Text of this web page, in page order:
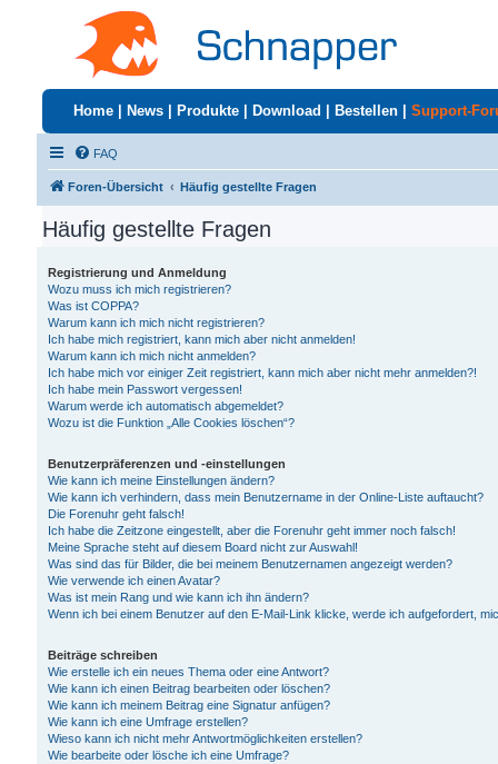
Home News Produkte Download Bestellen Support-
FAQ
Foren-Übersicht Häufig gestellte Fragen
Häufig gestellte Fragen
Registrierung und Anmeldung
Wozu muss ich mich registrieren?
Was ist COPPA?
Warum kann ich mich nicht registrieren?
Ich habe mich registriert, kann mich aber nicht anmelden!
Warum kann ich mich nicht anmelden?
Ich habe mich vor einiger Zeit registriert, kann mich aber nicht mehr anmelden?!
Ich habe mein Passwort vergessen!
Warum werde ich automatisch abgemeldet?
Wozu ist die Funktion „Alle Cookies löschen“?
Benutzerpräferenzen und -einstellungen
Wie kann ich meine Einstellungen ändern?
Wie kann ich verhindern, dass mein Benutzername in der Online-Liste auftaucht?
Die Forenuhr geht falsch!
Ich habe die Zeitzone eingestellt, aber die Forenuhr geht immer noch falsch!
Meine Sprache steht auf diesem Board nicht zur Auswahl!
Was sind das für Bilder, die bei meinem Benutzernamen angezeigt werden?
Wie verwende ich einen Avatar?
Was ist mein Rang und wie kann ich ihn ändern?
Wenn ich bei einem Benutzer auf den E-Mail-Link klicke, werde ich aufgefordert,
Beiträge schreiben
Wie erstelle ich ein neues Thema oder eine Antwort?
Wie kann ich einen Beitrag bearbeiten oder löschen?
Wie kann ich meinem Beitrag eine Signatur anfügen?
Wie kann ich eine Umfrage erstellen?
Wieso kann ich nicht mehr Antwortmöglichkeiten erstellen?
Wie bearbeite oder lösche ich eine Umfrage?